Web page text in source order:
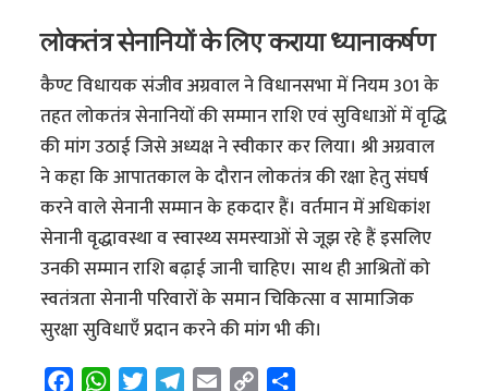
लोकतंत्र सेनानियों के लिए कराया ध्यानाकर्षण
कैण्ट विधायक संजीव अग्रवाल ने विधानसभा में नियम 301 के
तहत लोकतंत्र सेनानियों की सम्मान राशि एवं सुविधाओं में वृद्धि
की मांग उठाई जिसे अध्यक्ष ने स्वीकार कर लिया। श्री अग्रवाल
ने कहा कि आपातकाल के दौरान लोकतंत्र की रक्षा हेतु संघर्ष
करने वाले सेनानी सम्मान के हकदार हैं। वर्तमान में अधिकांश
सेनानी वृद्धावस्था व स्वास्थ्य समस्याओं से जूझ रहे हैं इसलिए
उनकी सम्मान राशि बढ़ाई जानी चाहिए। साथ ही आश्रितों को
स्वतंत्रता सेनानी परिवारों के समान चिकित्सा व सामाजिक
सुरक्षा सुविधाएँ प्रदान करने की मांग भी की।
F
W
T
T
E
C